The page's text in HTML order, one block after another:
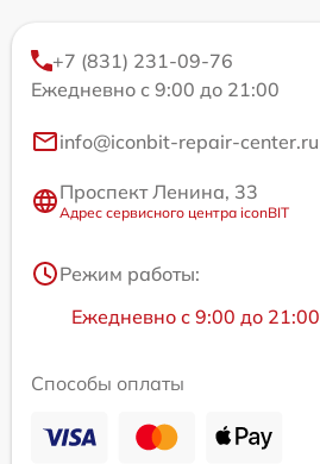
+7 (831) 231-09-76
Ежедневно с 9:00 до 21:00
info@iconbit-repair-center.ru
Проспект Ленина, 33
Адрес сервисного центра iconBIT
Режим работы:
Ежедневно с 9:00 до 21:00
Способы оплаты